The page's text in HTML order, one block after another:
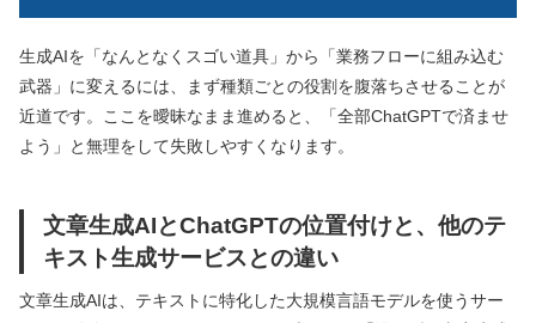
生成AIを「なんとなくスゴい道具」から「業務フローに組み込む
武器」に変えるには、まず種類ごとの役割を腹落ちさせることが
近道です。ここを曖昧なまま進めると、「全部ChatGPTで済ませ
よう」と無理をして失敗しやすくなります。
文章生成AIとChatGPTの位置付けと、他のテ
キスト生成サービスとの違い
文章生成AIは、テキストに特化した大規模言語モデルを使うサー